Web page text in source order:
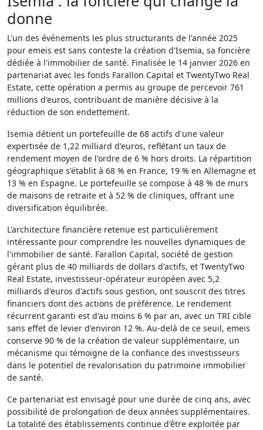
donne
L'un des événements les plus structurants de l'année 2025
pour emeis est sans conteste la création d'Isemia, sa foncière
dédiée à l'immobilier de santé. Finalisée le 14 janvier 2026 en
partenariat avec les fonds Farallon Capital et TwentyTwo Real
Estate, cette opération a permis au groupe de percevoir 761
millions d'euros, contribuant de manière décisive à la
réduction de son endettement.
Isemia détient un portefeuille de 68 actifs d'une valeur
expertisée de 1,22 milliard d'euros, reflétant un taux de
rendement moyen de l'ordre de 6 % hors droits. La répartition
géographique s'établit à 68 % en France, 19 % en Allemagne et
13 % en Espagne. Le portefeuille se compose à 48 % de murs
de maisons de retraite et à 52 % de cliniques, offrant une
diversification équilibrée.
L'architecture financière retenue est particulièrement
intéressante pour comprendre les nouvelles dynamiques de
l'immobilier de santé. Farallon Capital, société de gestion
gérant plus de 40 milliards de dollars d'actifs, et TwentyTwo
Real Estate, investisseur-opérateur européen avec 5,2
milliards d'euros d'actifs sous gestion, ont souscrit des titres
financiers dont des actions de préférence. Le rendement
récurrent garanti est d'au moins 6 % par an, avec un TRI cible
sans effet de levier d'environ 12 %. Au-delà de ce seuil, emeis
conserve 90 % de la création de valeur supplémentaire, un
mécanisme qui témoigne de la confiance des investisseurs
dans le potentiel de revalorisation du patrimoine immobilier
de santé.
Ce partenariat est envisagé pour une durée de cinq ans, avec
possibilité de prolongation de deux années supplémentaires.
La totalité des établissements continue d'être exploitée par